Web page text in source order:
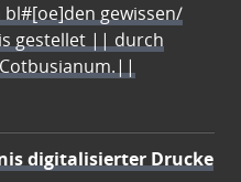
gewissen/
gestellet || durch
digitalisierter Drucke